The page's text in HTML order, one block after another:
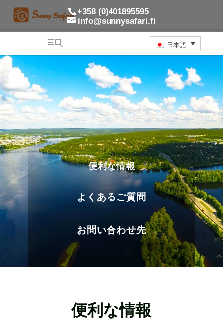
+358 (0)401895595
info@sunnysafari.fi
日本語
便利な情報
よくあるご質問
お問い合わせ先
便利な情報